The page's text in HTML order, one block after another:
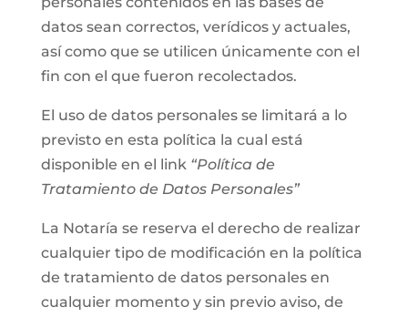
datos sean correctos, verídicos y actuales,
así como que se utilicen únicamente con el
fin con el que fueron recolectados.
El uso de datos personales se limitará a lo
previsto en esta política la cual está
disponible en el link “Política de
Tratamiento de Datos Personales”
La Notaría se reserva el derecho de realizar
cualquier tipo de modificación en la política
de tratamiento de datos personales en
cualquier momento y sin previo aviso, de